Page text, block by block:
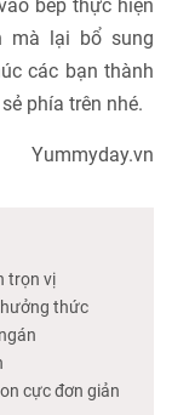
bếp thực hiện
mà lại bổ sung
các bạn thành
phía trên nhé.
Yummyday.vn
trọn vị
thức
cực đơn giản